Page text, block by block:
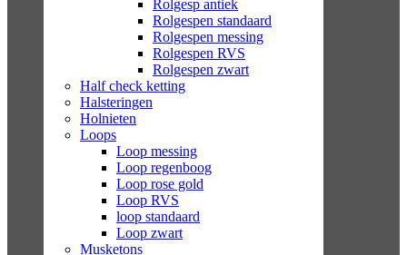
Rolgesp antiek
Rolgespen standaard
Rolgespen messing
Rolgespen RVS
Rolgespen zwart
Half check ketting
Halsteringen
Holnieten
Loops
Loop messing
Loop regenboog
Loop rose gold
Loop RVS
loop standaard
Loop zwart
Musketons